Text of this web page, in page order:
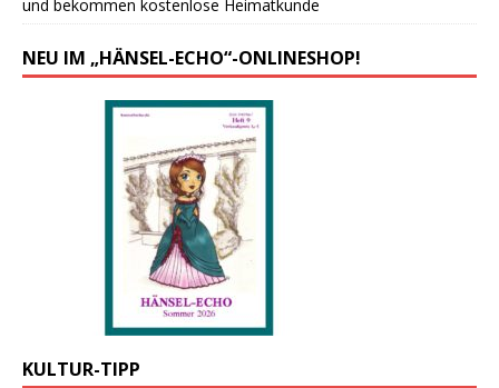
und bekommen kostenlose Heimatkunde
NEU IM „HÄNSEL-ECHO“-ONLINESHOP!
KULTUR-TIPP